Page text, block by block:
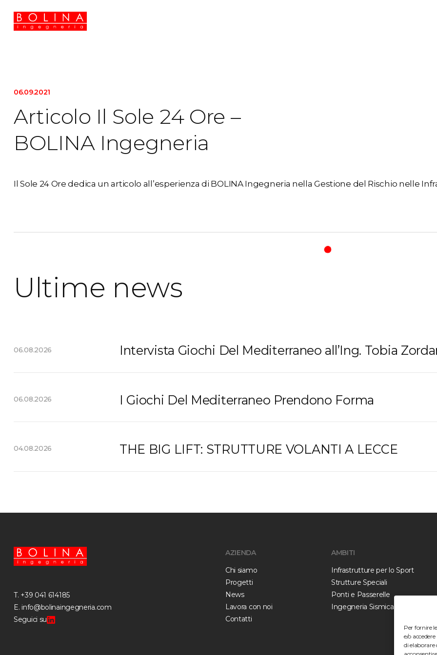
Per fornire
e/o
di
06.09.2021
Articolo Il Sole 24 Ore –
BOLINA Ingegneria
Il Sole 24 Ore dedica un articolo all’esperienza di BOLINA Ingegneria nella Gestione del Rischio nelle
Ultime news
06.08.2026 Intervista Giochi Del Mediterraneo all’Ing. Tobia
06.08.2026 I Giochi Del Mediterraneo Prendono Forma
04.08.2026 THE BIG LIFT: STRUTTURE VOLANTI A LECCE
T. +39 041 614185
E. info@bolinaingegneria.com
Seguici su
AZIENDA
Chi siamo
Progetti
News
Lavora con noi
Contatti
AMBITI
Infrastrutture per lo Sport
Strutture Speciali
Ponti e Passerelle
Ingegneria Sismica